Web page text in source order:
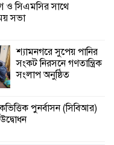
ও সিএমসির সাথে
সভা
শ্যামনগরে সুপেয় পানির
সংকট নিরসনে গণতান্ত্রিক
সংলাপ অনুষ্ঠিত
পুনর্বাসন (সিবিআর)